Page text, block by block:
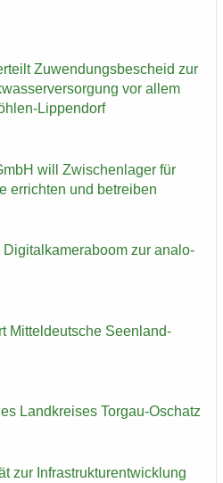
Zu­wen­dungs­be­scheid zur
vor allem
​Lippendorf
will Zwi­schen­la­ger für
er­rich­ten und be­trei­ben
Di­gi­tal­ka­me­ra­boom zur ana­lo­
Mit­tel­deut­sche Se­en­land­
Land­krei­ses Torgau-​Oschatz
zur In­fra­struk­tur­ent­wick­lung